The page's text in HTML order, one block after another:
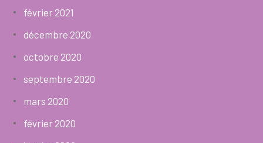
février 2021
décembre 2020
octobre 2020
septembre 2020
mars 2020
février 2020